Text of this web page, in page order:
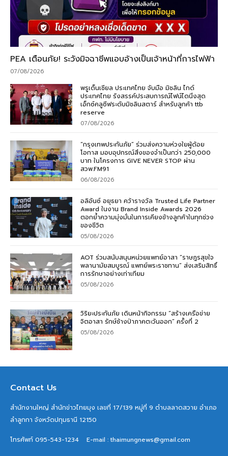
PEA เตือนภัย! ระวังมิจฉาชีพแอบอ้างเป็นเจ้าหน้าที่การไฟฟ้า
07/08/2026
พรูเด็นเชียล ประเทศไทย จับมือ มิชลิน ไกด์
ประเทศไทย รังสรรค์ประสบการณ์ไฟน์ไดนิ่งสุด
เอ็กซ์คลูซีฟระดับมิชลินสตาร์ สำหรับลูกค้า ttb
reserve
07/08/2026
“กรุงเทพประกันภัย” ร่วมส่งความห่วงใยผู้ด้อย
โอกาส มอบอุปกรณ์สิ่งของจำเป็นกว่า 250,000
บาท ในโครงการ GIVE NEVER STOP ผ่าน
สวพ.FM91
06/08/2026
อลิอันซ์ อยุธยา คว้ารางวัล Trusted Life Partner
Award ในงาน Brand Inside Awards 2026
ตอกย้ำความมุ่งมั่นในการเคียงข้างลูกค้าในทุกช่วง
ของชีวิต
05/08/2026
AOT ร่วมสนับสนุนหน่วยแพทย์อาสา “ราษฎรสุขใจ
พลานามัยสมบูรณ์ แพทย์พระราชทาน” ส่งเสริมสิทธิ์
การรักษาอย่างเท่าเทียม
05/08/2026
วิริยะประกันภัย เดินหน้ากิจกรรม “สร้างเครือข่าย
จิตอาสา รักษ์ช้างป่าภาคตะวันออก” ครั้งที่ 2
05/08/2026
Contact Us
สำนักงานใหญ่ สำนักข่าวไทยมุง เลขที่ 17/139 หมู่ที่ 9 ตำบลลาดสวาย อำเภอ
ลำลูกกา จังหวัดปทุมธานี 12150
โทรศัพท์ 095-543-1234 E-mail : thaimungnews@gmail.com